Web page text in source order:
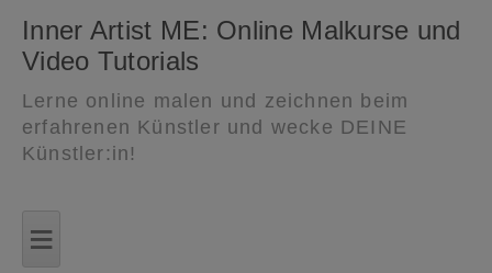
Inner Artist ME: Online Malkurse und
Video Tutorials
Lerne online malen und zeichnen beim
erfahrenen Künstler und wecke DEINE
Künstler:in!
≡